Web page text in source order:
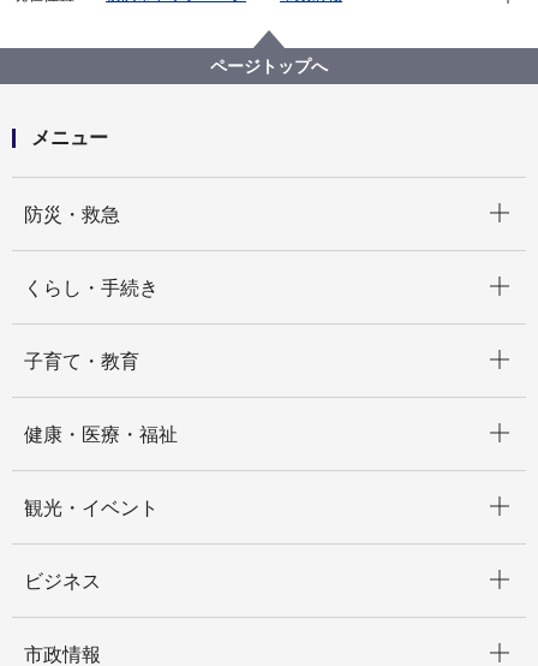
広報よこはま
広報よこはま市版
よこはま彩発見
2024年５月号 能登半島と横浜
ページトップへ
メニュー
防災・救急
くらし・手続き
子育て・教育
健康・医療・福祉
観光・イベント
ビジネス
市政情報